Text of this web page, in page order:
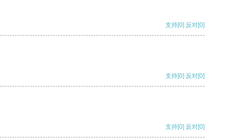
支持[0] 反对[0]
支持[0] 反对[0]
支持[0] 反对[0]